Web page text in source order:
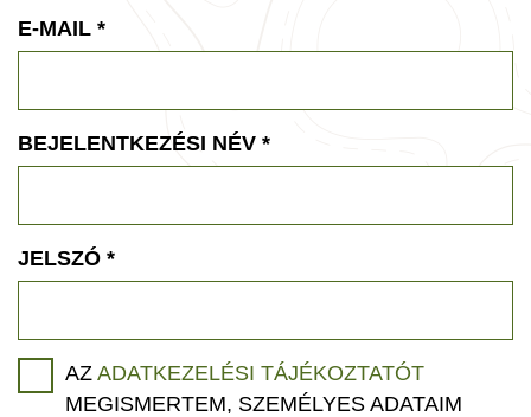
E-MAIL *
BEJELENTKEZÉSI NÉV *
JELSZÓ *
AZ ADATKEZELÉSI TÁJÉKOZTATÓT
MEGISMERTEM, SZEMÉLYES ADATAIM